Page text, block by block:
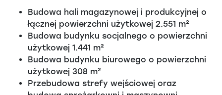
Budowa hali magazynowej i produkcyjnej o
łącznej powierzchni użytkowej 2.551 m²
Budowa budynku socjalnego o powierzchni
użytkowej 1.441 m²
Budowa budynku biurowego o powierzchni
użytkowej 308 m²
Przebudowa strefy wejściowej oraz